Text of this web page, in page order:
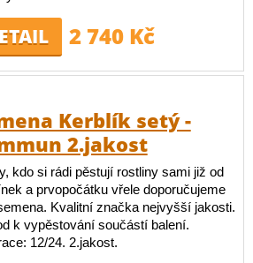
2 740 Kč
Kerblík setý -
2.jakost
kdo si rádi pěstují rostliny sami již od
a prvopočátku vřele doporučujeme
Kvalitní značka nejvyšší jakosti.
k vypěstování součástí balení.
12/24. 2.jakost.